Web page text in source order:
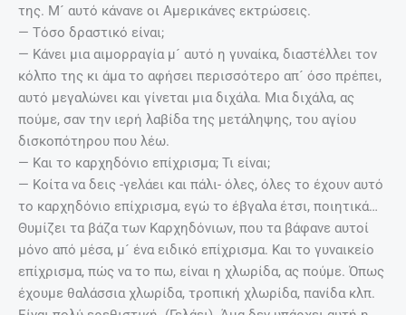
της. Μ´ αυτό κάνανε οι Αμερικάνες εκτρώσεις.
— Τόσο δραστικό είναι;
— Κάνει μια αιμορραγία μ´ αυτό η γυναίκα, διαστέλλει τον
κόλπο της κι άμα το αφήσει περισσότερο απ´ όσο πρέπει,
αυτό μεγαλώνει και γίνεται μια διχάλα. Μια διχάλα, ας
πούμε, σαν την ιερή λαβίδα της μετάληψης, του αγίου
δισκοπότηρου που λέω.
— Και το καρχηδόνιο επίχρισμα; Τι είναι;
— Κοίτα να δεις -γελάει και πάλι- όλες, όλες το έχουν αυτό
το καρχηδόνιο επίχρισμα, εγώ το έβγαλα έτσι, ποιητικά…
Θυμίζει τα βάζα των Καρχηδόνιων, που τα βάφανε αυτοί
μόνο από μέσα, μ´ ένα ειδικό επίχρισμα. Και το γυναικείο
επίχρισμα, πώς να το πω, είναι η χλωρίδα, ας πούμε. Όπως
έχουμε θαλάσσια χλωρίδα, τροπική χλωρίδα, πανίδα κλπ.